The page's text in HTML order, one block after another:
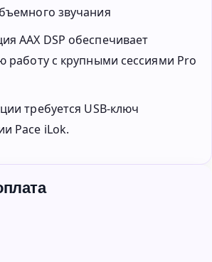
звучания
AAX DSP обеспечивает
работу с крупными сессиями Pro
требуется USB-ключ
Pace iLok.